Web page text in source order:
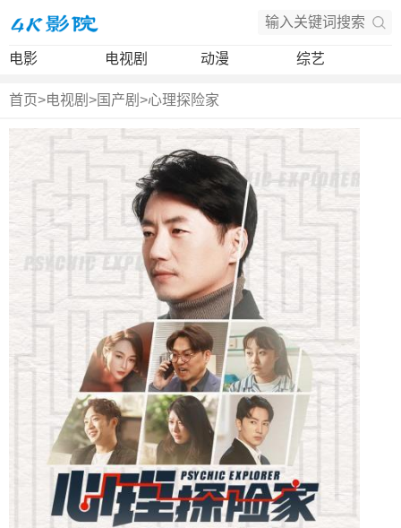
电影 电视剧 动漫 综艺
首页>电视剧 >国产剧 >心理探险家